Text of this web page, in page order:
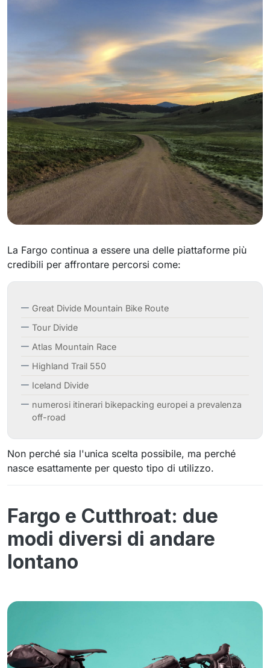
La Fargo continua a essere una delle piattaforme più
credibili per affrontare percorsi come:
Great Divide Mountain Bike Route
Tour Divide
Atlas Mountain Race
Highland Trail 550
Iceland Divide
numerosi itinerari bikepacking europei a prevalenza
off-road
Non perché sia l'unica scelta possibile, ma perché
nasce esattamente per questo tipo di utilizzo.
Fargo e Cutthroat: due
modi diversi di andare
lontano